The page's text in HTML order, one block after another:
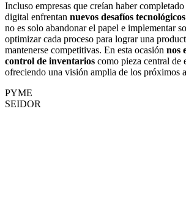
Incluso empresas que creían haber
digital enfrentan nuevos desafíos tecnológicos
no es solo abandonar el papel e implementar
optimizar cada proceso para lograr una
mantenerse competitivas. En esta ocasión nos
control de inventarios como pieza central de
ofreciendo una visión amplia de los próximos
PYME
SEIDOR